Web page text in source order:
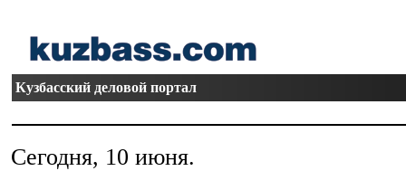
Кузбасский деловой портал
Сегодня, 10 июня.